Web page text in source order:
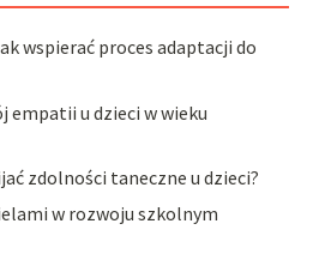
wspierać proces adaptacji do
empatii u dzieci w wieku
zdolności taneczne u dzieci?
w rozwoju szkolnym